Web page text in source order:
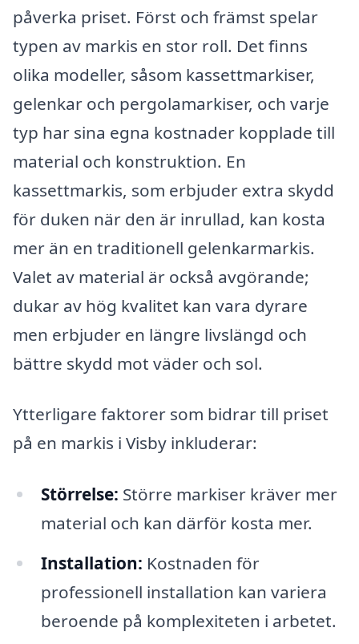
påverka priset. Först och främst spelar
typen av markis en stor roll. Det finns
olika modeller, såsom kassettmarkiser,
gelenkar och pergolamarkiser, och varje
typ har sina egna kostnader kopplade till
material och konstruktion. En
kassettmarkis, som erbjuder extra skydd
för duken när den är inrullad, kan kosta
mer än en traditionell gelenkarmarkis.
Valet av material är också avgörande;
dukar av hög kvalitet kan vara dyrare
men erbjuder en längre livslängd och
bättre skydd mot väder och sol.
Ytterligare faktorer som bidrar till priset
på en markis i Visby inkluderar:
Störrelse: Större markiser kräver mer
material och kan därför kosta mer.
Installation: Kostnaden för
professionell installation kan variera
beroende på komplexiteten i arbetet.